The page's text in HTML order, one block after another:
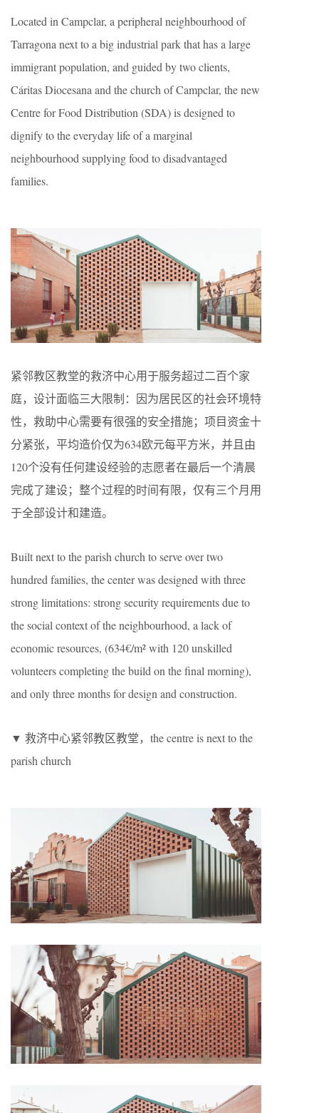
Located in Campclar, a peripheral neighbourhood of
Tarragona next to a big industrial park that has a large
immigrant population, and guided by two clients,
Cáritas Diocesana and the church of Campclar, the new
Centre for Food Distribution (SDA) is designed to
dignify to the everyday life of a marginal
neighbourhood supplying food to disadvantaged
families.
紧邻教区教堂的救济中心用于服务超过二百个家
庭，设计面临三大限制：因为居民区的社会环境特
性，救助中心需要有很强的安全措施；项目资金十
分紧张，平均造价仅为634欧元每平方米，并且由
120个没有任何建设经验的志愿者在最后一个清晨
完成了建设；整个过程的时间有限，仅有三个月用
于全部设计和建造。
Built next to the parish church to serve over two
hundred families, the center was designed with three
strong limitations: strong security requirements due to
the social context of the neighbourhood, a lack of
economic resources, (634€/m² with 120 unskilled
volunteers completing the build on the final morning),
and only three months for design and construction.
▼ 救济中心紧邻教区教堂，the centre is next to the
parish church